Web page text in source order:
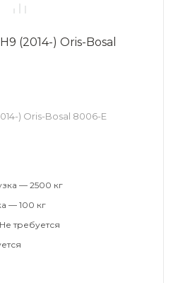
(2014-) Oris-Bosal
) Oris-Bosal 8006-E
— 2500 кг
— 100 кг
требуется